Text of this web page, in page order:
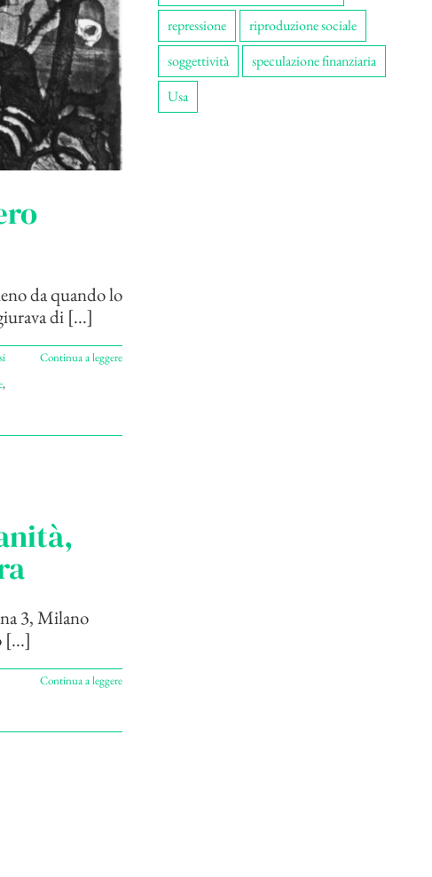
da quando lo
di [...]
,
Continua a leggere
3, Milano
[...]
Continua a leggere
repressione
riproduzione sociale
soggettività
speculazione finanziaria
Usa